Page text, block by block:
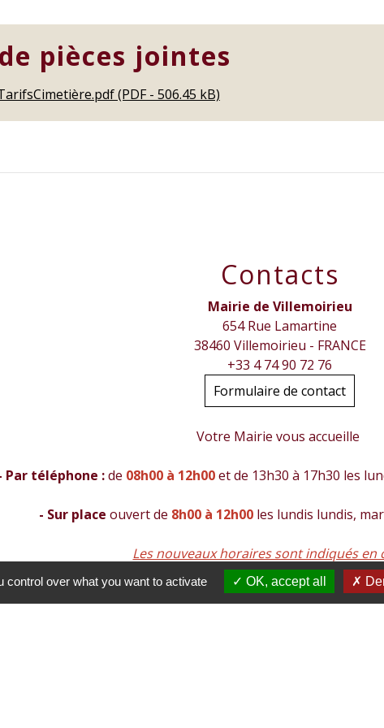
pièces jointes
(PDF - 506.45 kB)
Contacts
Mairie de Villemoirieu
654 Rue Lamartine
38460 Villemoirieu - FRANCE
+33 4 74 90 72 76
Formulaire de contact
Votre Mairie vous accueille
Par téléphone :de 08h00 à 12h00et de 13h30 à 17h30 les
- Sur place ouvert de 8h00 à 12h00les lundis lundis,
Les nouveaux horaires sont indiqués en
- Contact par mail :
over what you want to activate OK, accept all